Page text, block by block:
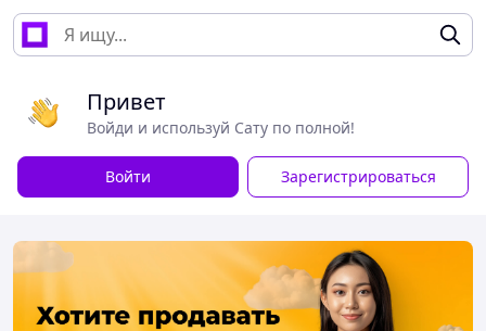
Привет
Войди и используй Сату по полной!
Войти Зарегистрироваться